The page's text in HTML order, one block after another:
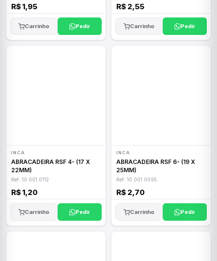
R$ 1,95
Carrinho Pedir
R$ 2,55
Carrinho Pedir
INCA
ABRACADEIRA RSF 4- (17 X
22MM)
Ref: 10.001.0112
R$ 1,20
Carrinho Pedir
INCA
ABRACADEIRA RSF 6- (19 X
25MM)
Ref: 10.001.0095
R$ 2,70
Carrinho Pedir